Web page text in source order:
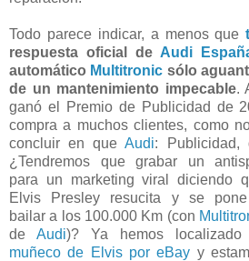
Todo parece indicar, a menos que
respuesta oficial de Audi
automático Multitronic sólo
de un mantenimiento impecable.
ganó el Premio de Publicidad de
compra a muchos clientes, como
concluir en queAudi: Publicidad,
¿Tendremos que grabar un
para un marketing viral diciendo
Elvis Presley resucita y se
bailar a los 100.000 Km (con
de Audi)? Ya hemos localizado
muñeco de Elvis por eBay y